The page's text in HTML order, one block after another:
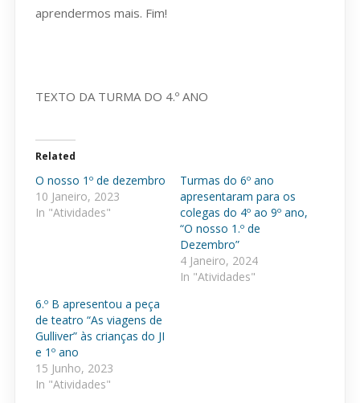
aprendermos mais. Fim!
TEXTO DA TURMA DO 4.º ANO
Related
O nosso 1º de dezembro
10 Janeiro, 2023
In "Atividades"
Turmas do 6º ano
apresentaram para os
colegas do 4º ao 9º ano,
“O nosso 1.º de
Dezembro”
4 Janeiro, 2024
In "Atividades"
6.º B apresentou a peça
de teatro “As viagens de
Gulliver” às crianças do JI
e 1º ano
15 Junho, 2023
In "Atividades"